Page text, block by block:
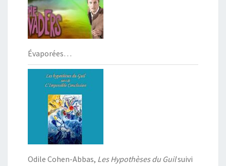
Évaporées…
Odile Cohen-Abbas, Les Hypothèses du Guilsuivi